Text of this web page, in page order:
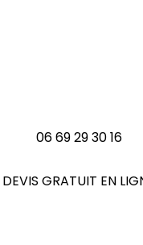
06 69 29 30 16
DEVIS GRATUIT EN